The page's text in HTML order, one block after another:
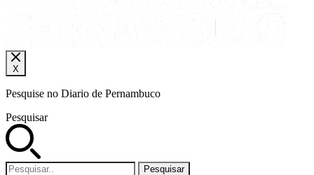
X
Pesquise no Diario de Pernambuco
Pesquisar
Pesquisar